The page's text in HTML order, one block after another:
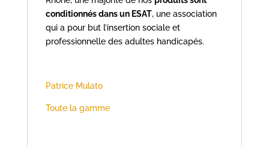
conditionnés dans un ESAT, une association
qui a pour but l’insertion sociale et
professionnelle des adultes handicapés.
Patrice Mulato
Toute la gamme